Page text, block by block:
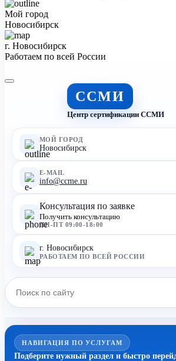
Мой город
Новосибирск
г. Новосибирск
Работаем по всей России
ССМИ
Центр сертификации ССМИ
МОЙ ГОРОД
Новосибирск
E-MAIL
info@ccme.ru
Консультация по заявке
Получить консультацию
ПН-ПТ 09:00-18:00
г. Новосибирск
РАБОТАЕМ ПО ВСЕЙ РОССИИ
НАВИГАЦИЯ ПО УСЛУГАМ
Подберите нужный раздел и быстро